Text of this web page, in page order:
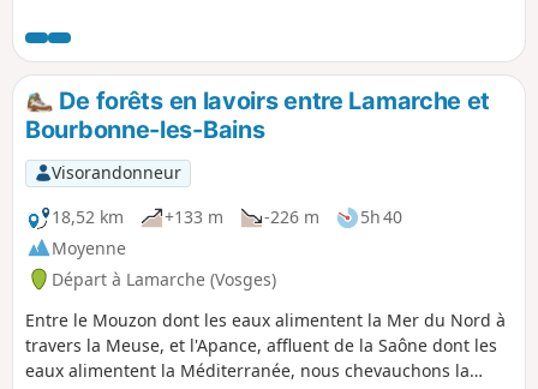
des eaux Atlantique/Méditérranée sur
plus de 1 500 kilomètres. Il s'agit
également d'un chemin de Saint-
Jacques emprunté par les pèlerins
Allemands. C'est un livre de géographie
ouvert sur les trois régions et les cinq
départements traversés, dont : - le Parc
National de Forêts, - les vignobles de
Côte d'Or, Côte Chalonnaise et
Mâconnais.
De forêts en lavoirs entre Lamarche et
Bourbonne-les-Bains
Visorandonneur
18,52 km
+133 m -226 m
5h 40
Moyenne
Départ à Lamarche (Vosges)
Entre le Mouzon dont les eaux alimentent la Mer du Nord à
travers la Meuse, et l'Apance, affluent de la Saône dont les
eaux alimentent la Méditerranée, nous chevauchons la